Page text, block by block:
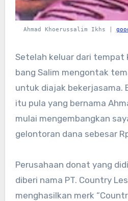
Ahmad Khoerussalim Ikhs |
Setelah keluar dari tempat
bang Salim mengontak
untuk diajak bekerjasama.
itu pula yang bernama
mulai mengembangkan
gelontoran dana sebesar
Perusahaan donat yang
diberi nama PT. Country
menghasilkan merk